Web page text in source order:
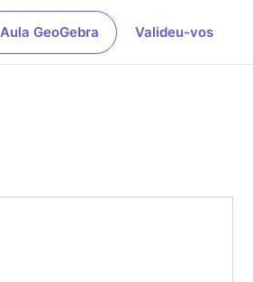
Aula GeoGebra Valideu-vos